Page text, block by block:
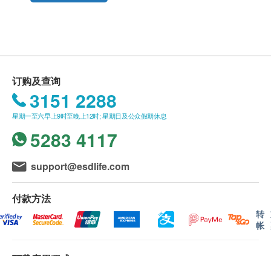
满HK$350需附加HK$50运费。
我们将于确定订单后3-4个工作天内安排发货。
不排除运送时间会因节日而有所影响。 当八号烈
风讯号悬挂或黑色暴雨警告生效时，送货服务时间
将会延迟。
所有订单须视乎相关货品的供应情况再作最后确
认。 倘若生活易未能提供任何订单上的货品，生
活易有权拒绝接受该订单，并且会于送货前透过电
话或电邮通知顾客再作安排。
订购及查询
3151 2288
星期一至六早上9时至晚上12时; 星期日及公众假期休息
5283 4117
support@esdlife.com
付款方法
转
帐